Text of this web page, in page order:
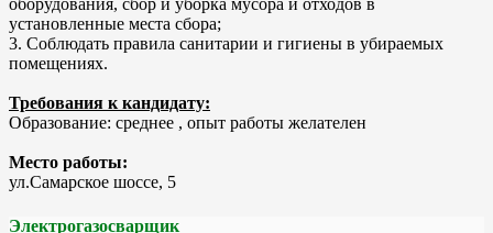
оборудования, сбор и уборка мусора и отходов в
установленные места сбора;
3. Соблюдать правила санитарии и гигиены в убираемых
помещениях.
Требования к кандидату:
Образование: среднее , опыт работы желателен
Место работы:
ул.Самарское шоссе, 5
Электрогазосварщик